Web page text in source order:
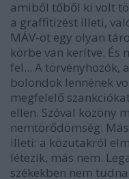
amiből tőből ki volt
a graffitizést illeti,
MÁV-ot egy olyan
körbe van kerítve. És
fel... A törvényhozók,
bolondok lennének
megfelelő
ellen. Szóval közöny
nemtörődömség.
illeti: a közutakról
létezik, más nem.
székekben nem